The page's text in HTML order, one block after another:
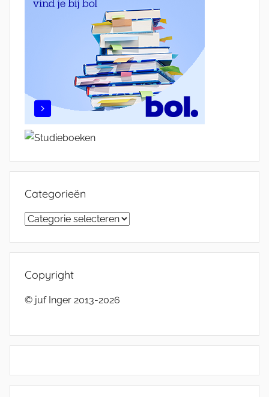
Categorieën
Categorieën
Copyright
© juf Inger 2013-2026